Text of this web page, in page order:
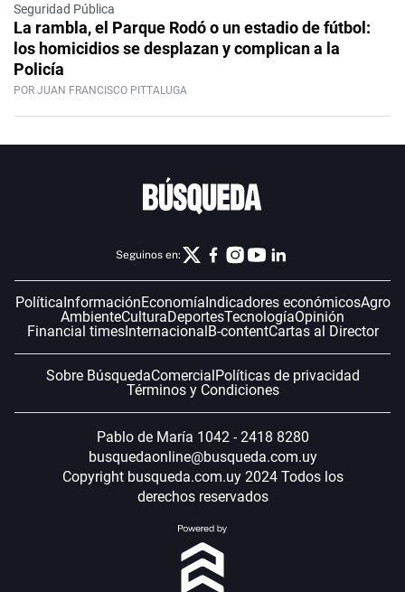
Seguridad Pública
La rambla, el Parque Rodó o un estadio de fútbol:
los homicidios se desplazan y complican a la
Policía
POR JUAN FRANCISCO PITTALUGA
Seguinos en:
PolíticaInformaciónEconomíaIndicadores económicosAgro
AmbienteCulturaDeportesTecnologíaOpinión
Financial timesInternacionalB-contentCartas al Director
Sobre BúsquedaComercialPolíticas de privacidad
Términos y Condiciones
Pablo de María 1042 - 2418 8280
busquedaonline@busqueda.com.uy
Copyright busqueda.com.uy 2024 Todos los
derechos reservados